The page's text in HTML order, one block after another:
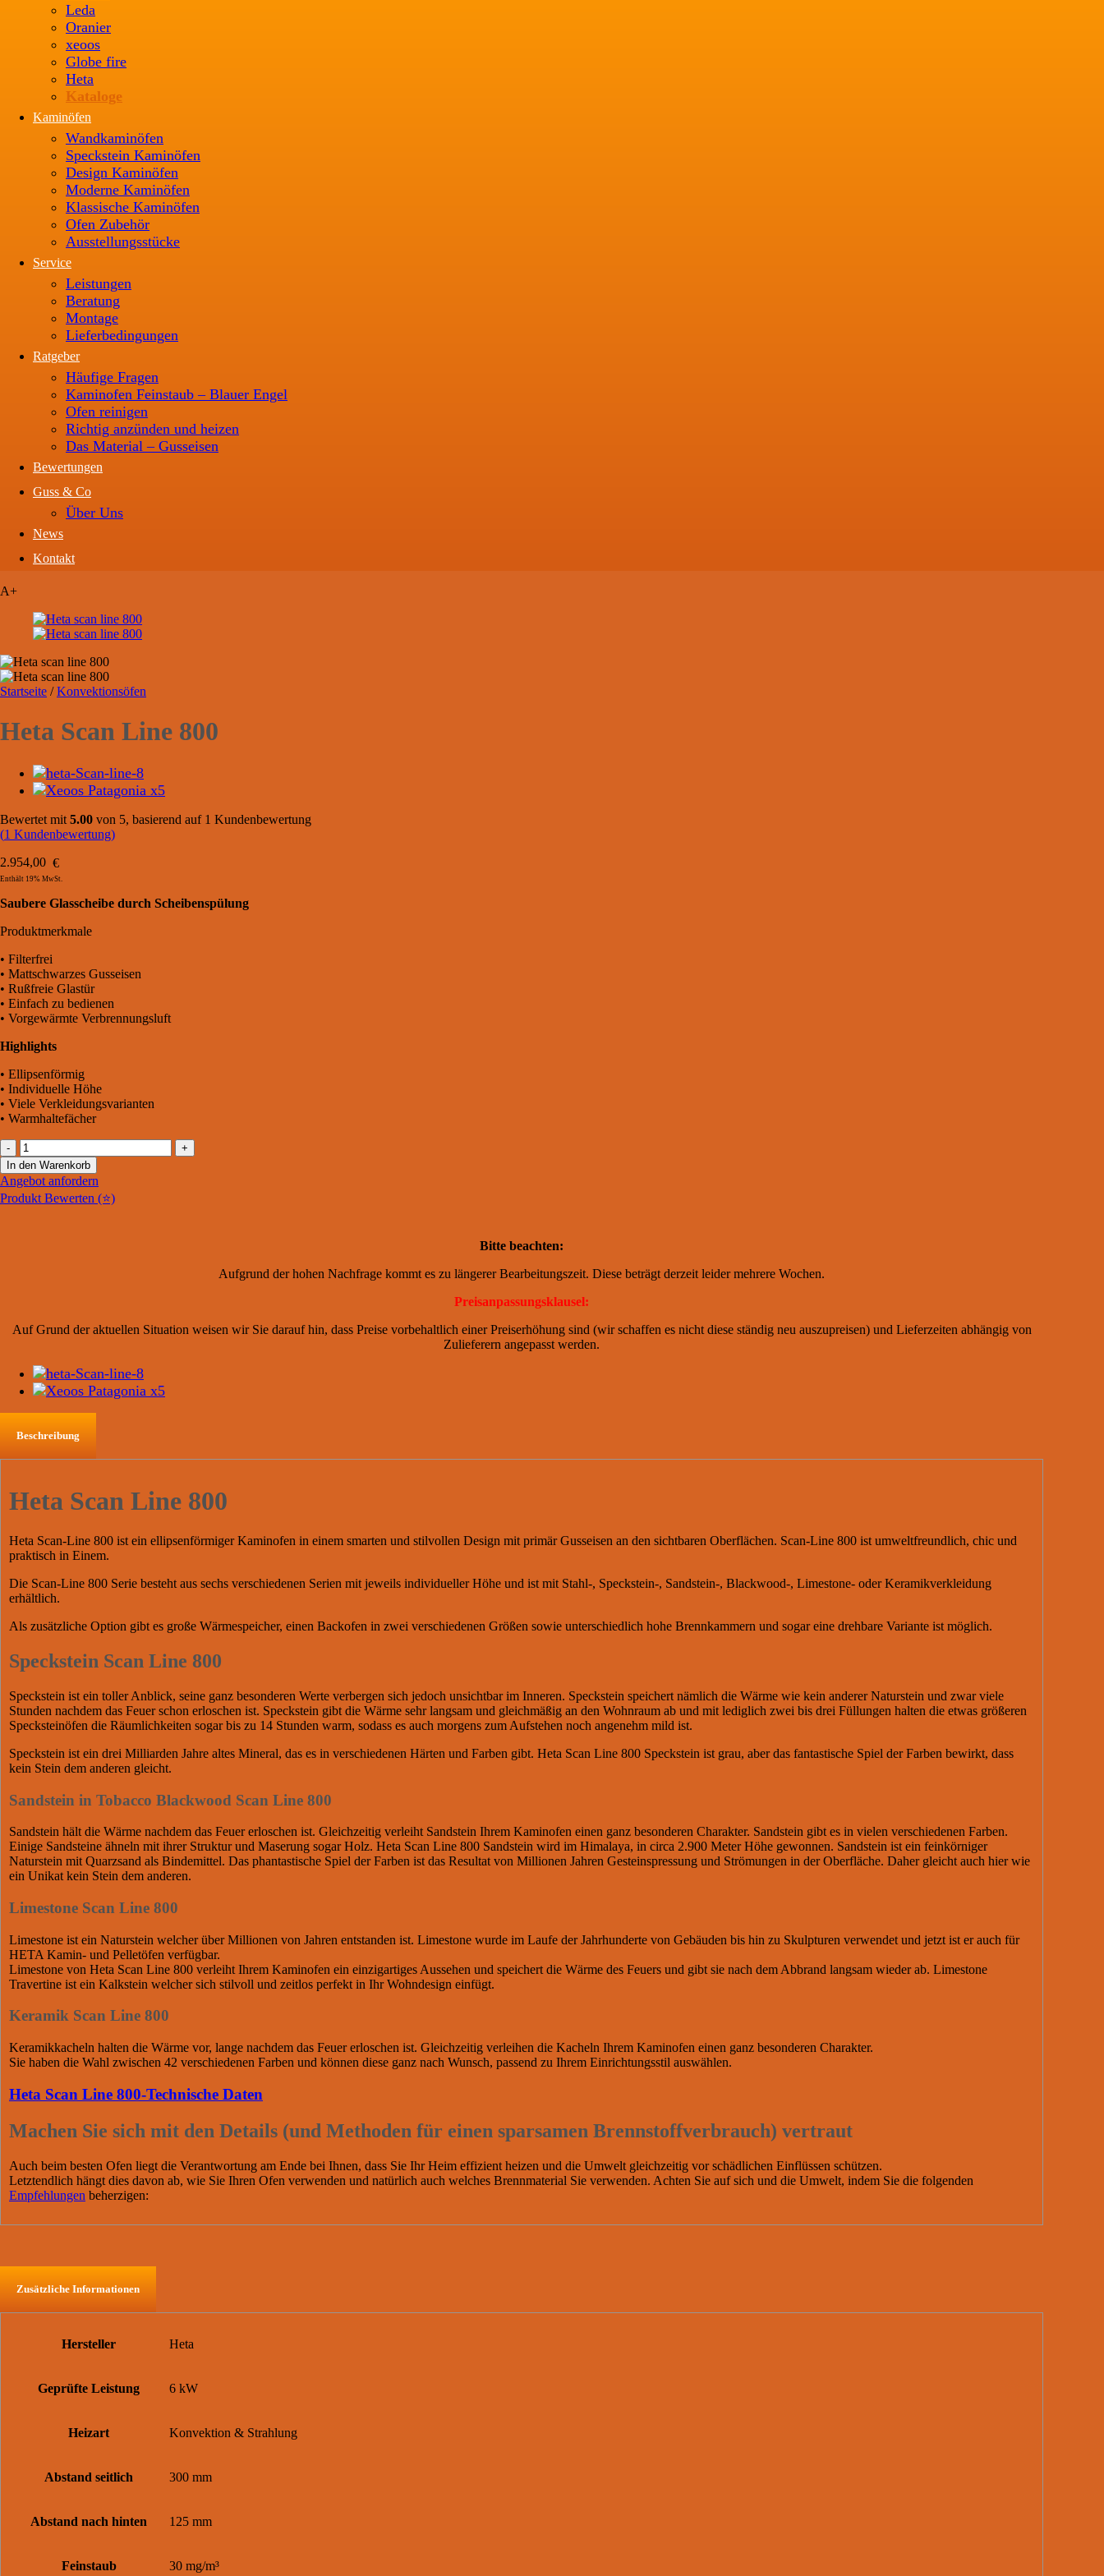
Leda
Oranier
xeoos
Globe fire
Heta
Kataloge
Kaminöfen
Wandkaminöfen
Speckstein Kaminöfen
Design Kaminöfen
Moderne Kaminöfen
Klassische Kaminöfen
Ofen Zubehör
Ausstellungsstücke
Service
Leistungen
Beratung
Montage
Lieferbedingungen
Ratgeber
Häufige Fragen
Kaminofen Feinstaub – Blauer Engel
Ofen reinigen
Richtig anzünden und heizen
Das Material – Gusseisen
Bewertungen
Guss & Co
Über Uns
News
Kontakt
A+
Startseite / Konvektionsöfen
Heta Scan Line 800
Bewertet mit 5.00 von 5, basierend auf 1 Kundenbewertung
(1 Kundenbewertung)
2.954,00 €
Enthält 19% MwSt.
Saubere Glasscheibe durch Scheibenspülung
Produktmerkmale
• Filterfrei
• Mattschwarzes Gusseisen
• Rußfreie Glastür
• Einfach zu bedienen
• Vorgewärmte Verbrennungsluft
Highlights
• Ellipsenförmig
• Individuelle Höhe
• Viele Verkleidungsvarianten
• Warmhaltefächer
Heta
Scan
Line
800
Menge
In den Warenkorb
Angebot anfordern
Produkt Bewerten (⭐)
Bitte beachten:
Aufgrund der hohen Nachfrage kommt es zu längerer Bearbeitungszeit. Diese beträgt derzeit leider mehrere Wochen.
Preisanpassungsklausel:
Auf Grund der aktuellen Situation weisen wir Sie darauf hin, dass Preise vorbehaltlich einer Preiserhöhung sind (wir schaffen es nicht diese ständig neu auszupreisen) und Lieferzeiten abhängig von
Zulieferern angepasst werden.
Beschreibung
Heta Scan Line 800
Heta Scan-Line 800 ist ein ellipsenförmiger Kaminofen in einem smarten und stilvollen Design mit primär Gusseisen an den sichtbaren Oberflächen. Scan-Line 800 ist umweltfreundlich, chic und
praktisch in Einem.
Die Scan-Line 800 Serie besteht aus sechs verschiedenen Serien mit jeweils individueller Höhe und ist mit Stahl-, Speckstein-, Sandstein-, Blackwood-, Limestone- oder Keramikverkleidung
erhältlich.
Als zusätzliche Option gibt es große Wärmespeicher, einen Backofen in zwei verschiedenen Größen sowie unterschiedlich hohe Brennkammern und sogar eine drehbare Variante ist möglich.
Speckstein Scan Line 800
Speckstein ist ein toller Anblick, seine ganz besonderen Werte verbergen sich jedoch unsichtbar im Inneren. Speckstein speichert nämlich die Wärme wie kein anderer Naturstein und zwar viele
Stunden nachdem das Feuer schon erloschen ist. Speckstein gibt die Wärme sehr langsam und gleichmäßig an den Wohnraum ab und mit lediglich zwei bis drei Füllungen halten die etwas größeren
Specksteinöfen die Räumlichkeiten sogar bis zu 14 Stunden warm, sodass es auch morgens zum Aufstehen noch angenehm mild ist.
Speckstein ist ein drei Milliarden Jahre altes Mineral, das es in verschiedenen Härten und Farben gibt. Heta Scan Line 800 Speckstein ist grau, aber das fantastische Spiel der Farben bewirkt, dass
kein Stein dem anderen gleicht.
Sandstein in Tobacco Blackwood Scan Line 800
Sandstein hält die Wärme nachdem das Feuer erloschen ist. Gleichzeitig verleiht Sandstein Ihrem Kaminofen einen ganz besonderen Charakter. Sandstein gibt es in vielen verschiedenen Farben.
Einige Sandsteine ähneln mit ihrer Struktur und Maserung sogar Holz. Heta Scan Line 800 Sandstein wird im Himalaya, in circa 2.900 Meter Höhe gewonnen. Sandstein ist ein feinkörniger
Naturstein mit Quarzsand als Bindemittel. Das phantastische Spiel der Farben ist das Resultat von Millionen Jahren Gesteinspressung und Strömungen in der Oberfläche. Daher gleicht auch hier wie
ein Unikat kein Stein dem anderen.
Limestone Scan Line 800
Limestone ist ein Naturstein welcher über Millionen von Jahren entstanden ist. Limestone wurde im Laufe der Jahrhunderte von Gebäuden bis hin zu Skulpturen verwendet und jetzt ist er auch für
HETA Kamin- und Pelletöfen verfügbar.
Limestone von Heta Scan Line 800 verleiht Ihrem Kaminofen ein einzigartiges Aussehen und speichert die Wärme des Feuers und gibt sie nach dem Abbrand langsam wieder ab. Limestone
Travertine ist ein Kalkstein welcher sich stilvoll und zeitlos perfekt in Ihr Wohndesign einfügt.
Keramik Scan Line 800
Keramikkacheln halten die Wärme vor, lange nachdem das Feuer erloschen ist. Gleichzeitig verleihen die Kacheln Ihrem Kaminofen einen ganz besonderen Charakter.
Sie haben die Wahl zwischen 42 verschiedenen Farben und können diese ganz nach Wunsch, passend zu Ihrem Einrichtungsstil auswählen.
Heta Scan Line 800-Technische Daten
Machen Sie sich mit den Details (und Methoden für einen sparsamen Brennstoffverbrauch) vertraut
Auch beim besten Ofen liegt die Verantwortung am Ende bei Ihnen, dass Sie Ihr Heim effizient heizen und die Umwelt gleichzeitig vor schädlichen Einflüssen schützen.
Letztendlich hängt dies davon ab, wie Sie Ihren Ofen verwenden und natürlich auch welches Brennmaterial Sie verwenden. Achten Sie auf sich und die Umwelt, indem Sie die folgenden
Empfehlungen beherzigen:
Zusätzliche Informationen
Hersteller Heta
Geprüfte Leistung 6 kW
Heizart Konvektion & Strahlung
Abstand seitlich 300 mm
Abstand nach hinten 125 mm
Feinstaub 30 mg/m³